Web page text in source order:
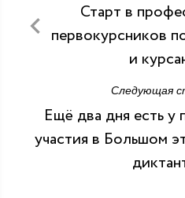
Старт в
первокурсников
и
Следующая
Ещё два дня есть у
участия в Большом